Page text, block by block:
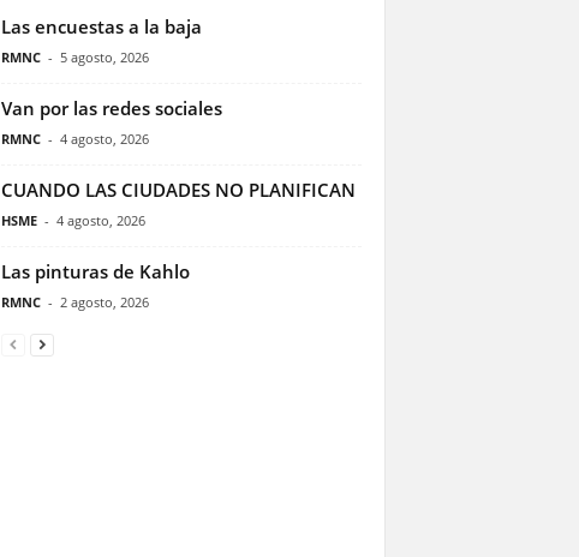
Las encuestas a la baja
RMNC - 5 agosto, 2026
Van por las redes sociales
RMNC - 4 agosto, 2026
CUANDO LAS CIUDADES NO PLANIFICAN
HSME - 4 agosto, 2026
Las pinturas de Kahlo
RMNC - 2 agosto, 2026